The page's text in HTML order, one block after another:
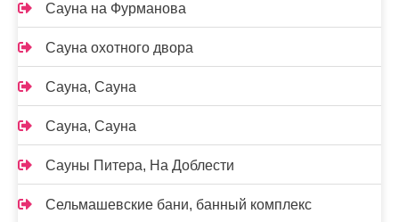
Сауна на Фурманова
Сауна охотного двора
Сауна, Сауна
Сауна, Сауна
Сауны Питера, На Доблести
Сельмашевские бани, банный комплекс